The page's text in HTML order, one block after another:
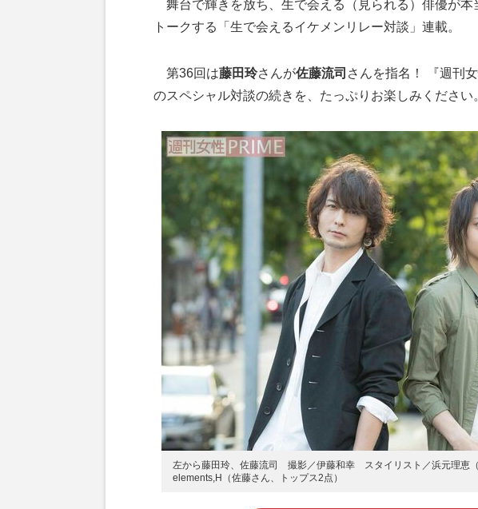
舞台で輝きを放ち、生で会える（見られる）俳優が本
トークする「生で会えるイケメンリレー対談」連載。
第36回は藤田玲さんが佐藤流司 さんを指名！ 『週刊
のスペシャル対談の続きを、たっぷりお楽しみください
左から藤田玲、佐藤流司 撮影／伊藤和幸 スタイリスト／浜元理恵
elements,H（佐藤さん、トップス2点）